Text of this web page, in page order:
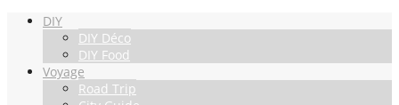
DIY
DIY Déco
DIY Food
Voyage
Road Trip